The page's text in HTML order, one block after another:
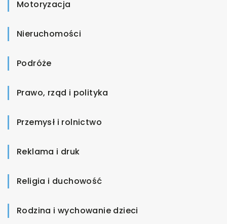
Motoryzacja
Nieruchomości
Podróże
Prawo, rząd i polityka
Przemysł i rolnictwo
Reklama i druk
Religia i duchowość
Rodzina i wychowanie dzieci